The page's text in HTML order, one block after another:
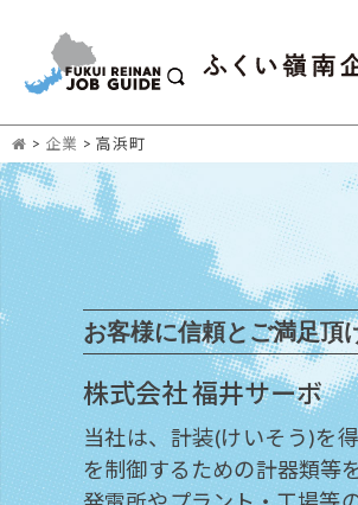
> 企業 > 高浜町
お客様に信頼とご満足頂
株式会社 福井サーボ
当社は、計装(けいそう)を
を制御するための計器類等